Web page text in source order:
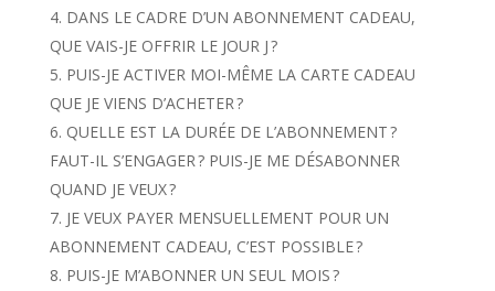
DANS LE CADRE D’UN ABONNEMENT CADEAU,
QUE VAIS-JE OFFRIR LE JOUR J ?
PUIS-JE ACTIVER MOI-MÊME LA CARTE CADEAU
QUE JE VIENS D’ACHETER ?
QUELLE EST LA DURÉE DE L’ABONNEMENT ?
FAUT-IL S’ENGAGER ? PUIS-JE ME DÉSABONNER
QUAND JE VEUX ?
JE VEUX PAYER MENSUELLEMENT POUR UN
ABONNEMENT CADEAU, C’EST POSSIBLE ?
PUIS-JE M’ABONNER UN SEUL MOIS ?